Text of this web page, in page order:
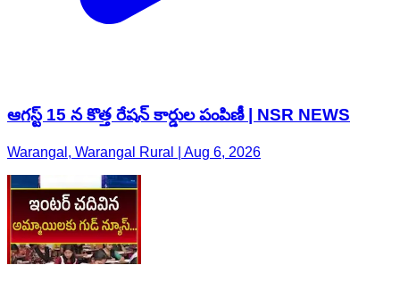
ఆగస్ట్ 15 న కొత్త రేషన్ కార్డుల పంపిణీ | NSR NEWS
Warangal, Warangal Rural | Aug 6, 2026